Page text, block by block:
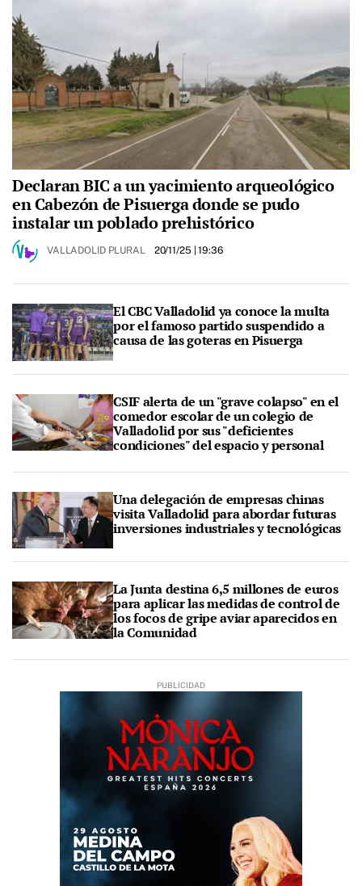
Declaran BIC a un yacimiento arqueológico
en Cabezón de Pisuerga donde se pudo
instalar un poblado prehistórico
VALLADOLID PLURAL 20/11/25 | 19:36
El CBC Valladolid ya conoce la multa
por el famoso partido suspendido a
causa de las goteras en Pisuerga
CSIF alerta de un "grave colapso" en el
comedor escolar de un colegio de
Valladolid por sus "deficientes
condiciones" del espacio y personal
Una delegación de empresas chinas
visita Valladolid para abordar futuras
inversiones industriales y tecnológicas
La Junta destina 6,5 millones de euros
para aplicar las medidas de control de
los focos de gripe aviar aparecidos en
la Comunidad